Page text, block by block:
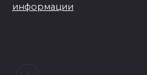
информации